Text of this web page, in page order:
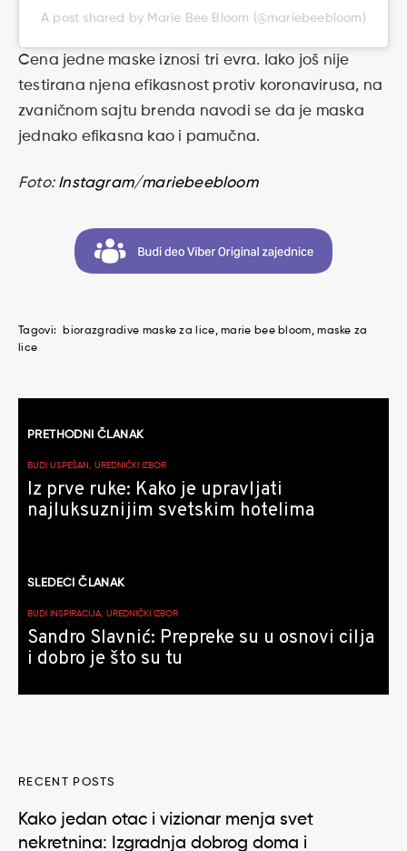
A post shared by Marie Bee Bloom (@mariebeebloom)
Cena jedne maske iznosi tri evra. Iako još nije
testirana njena efikasnost protiv koronavirusa, na
zvaničnom sajtu brenda navodi se da je maska
jednako efikasna kao i pamučna.
Foto: Instagram/mariebeebloom
Tagovi: biorazgradive maske za lice marie bee bloom
maske za
lice
članaka
PRETHODNI ČLANAK
BUDI USPEŠAN, UREDNIČKI IZBOR
Iz prve ruke: Kako je upravljati
najluksuznijim svetskim hotelima
SLEDEĆI ČLANAK
BUDI INSPIRACIJA, UREDNIČKI IZBOR
Sandro Slavnić: Prepreke su u osnovi cilja
i dobro je što su tu
RECENT POSTS
Kako jedan otac i vizionar menja svet
nekretnina: Izgradnja dobrog doma i